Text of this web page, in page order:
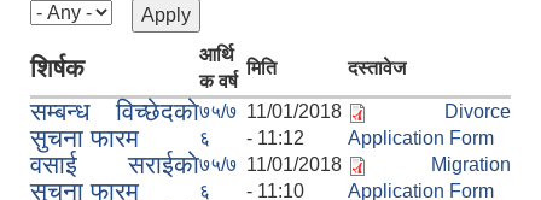
शिर्षक
आर्थि
क वर्ष
मिति दस्तावेज
सम्बन्ध विच्छेदकाे
सुचना फारम
७५/७
६
11/01/2018
- 11:12
Divorce
Application Form
वसाई सराईकाे
सुचना फारम
७५/७
६
11/01/2018
- 11:10
Migration
Application Form